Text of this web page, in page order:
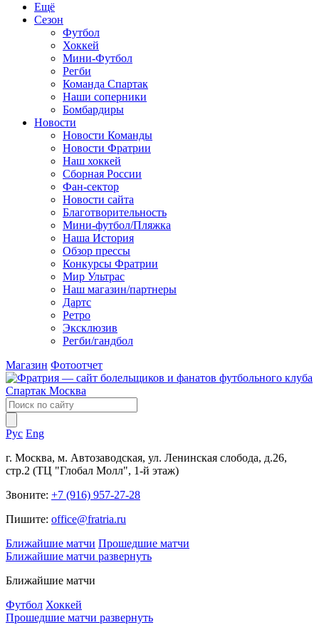
Ещё
Сезон
Футбол
Хоккей
Мини-Футбол
Регби
Команда Спартак
Наши соперники
Бомбардиры
Новости
Новости Команды
Новости Фратрии
Наш хоккей
Сборная России
Фан-cектор
Новости сайта
Благотворительность
Мини-футбол/Пляжка
Наша История
Обзор прессы
Конкурсы Фратрии
Мир Ультрас
Наш магазин/партнеры
Дартс
Ретро
Эксклюзив
Регби/гандбол
Магазин Фотоотчет
Рус Eng
г. Москва, м. Автозаводская, ул. Ленинская слобода, д.26,
стр.2 (ТЦ "Глобал Молл", 1-й этаж)
Звоните: +7 (916) 957-27-28
Пишите: office@fratria.ru
Ближайшие матчи Прошедшие матчи
Ближайшие матчи развернуть
Ближайшие матчи
Футбол Хоккей
Прошедшие матчи развернуть